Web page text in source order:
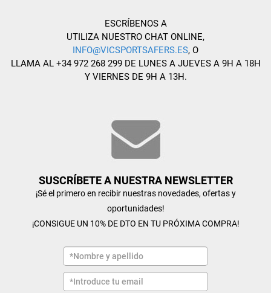
ESCRÍBENOS A
UTILIZA NUESTRO CHAT ONLINE,
INFO@VICSPORTSAFERS.ES, O
LLAMA AL +34 972 268 299 DE LUNES A JUEVES A 9H A 18H
Y VIERNES DE 9H A 13H.
SUSCRÍBETE A NUESTRA NEWSLETTER
¡Sé el primero en recibir nuestras novedades, ofertas y
oportunidades!
¡CONSIGUE UN 10% DE DTO EN TU PRÓXIMA COMPRA!